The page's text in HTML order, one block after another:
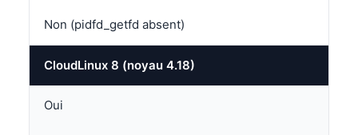
Non (pidfd_getfd absent)
CloudLinux 8 (noyau 4.18)
Oui